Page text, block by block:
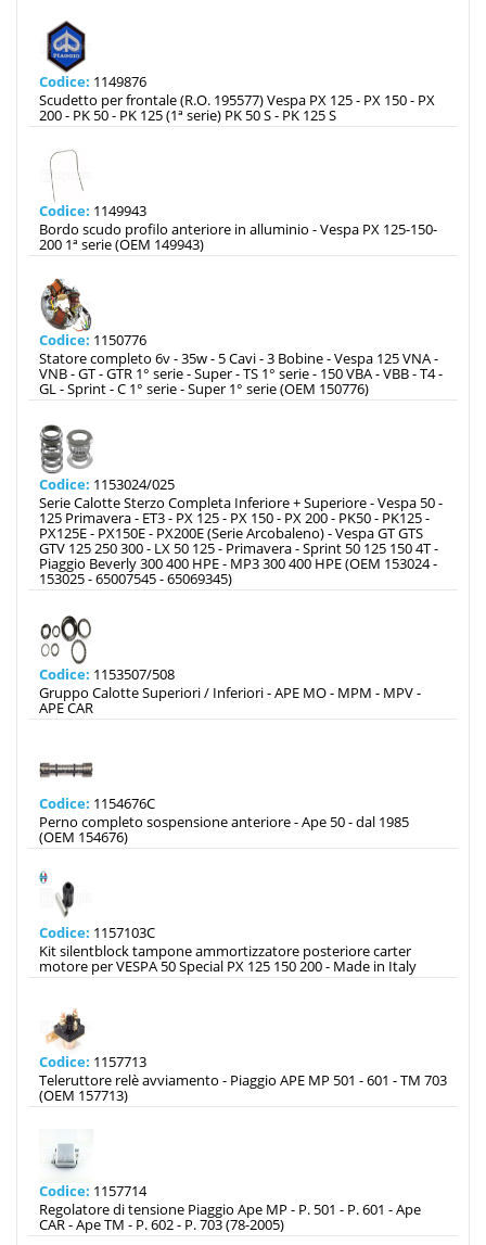
Codice: 1149876
Scudetto per frontale (R.O. 195577) Vespa PX 125 - PX 150 - PX
200 - PK 50 - PK 125 (1ª serie) PK 50 S - PK 125 S
Codice: 1149943
Bordo scudo profilo anteriore in alluminio - Vespa PX 125-150-
200 1ª serie (OEM 149943)
Codice: 1150776
Statore completo 6v - 35w - 5 Cavi - 3 Bobine - Vespa 125 VNA -
VNB - GT - GTR 1° serie - Super - TS 1° serie - 150 VBA - VBB - T4 -
GL - Sprint - C 1° serie - Super 1° serie (OEM 150776)
Codice: 1153024/025
Serie Calotte Sterzo Completa Inferiore + Superiore - Vespa 50 -
125 Primavera - ET3 - PX 125 - PX 150 - PX 200 - PK50 - PK125 -
PX125E - PX150E - PX200E (Serie Arcobaleno) - Vespa GT GTS
GTV 125 250 300 - LX 50 125 - Primavera - Sprint 50 125 150 4T -
Piaggio Beverly 300 400 HPE - MP3 300 400 HPE (OEM 153024 -
153025 - 65007545 - 65069345)
Codice: 1153507/508
Gruppo Calotte Superiori / Inferiori - APE MO - MPM - MPV -
APE CAR
Codice: 1154676C
Perno completo sospensione anteriore - Ape 50 - dal 1985
(OEM 154676)
Codice: 1157103C
Kit silentblock tampone ammortizzatore posteriore carter
motore per VESPA 50 Special PX 125 150 200 - Made in Italy
Codice: 1157713
Teleruttore relè avviamento - Piaggio APE MP 501 - 601 - TM 703
(OEM 157713)
Codice: 1157714
Regolatore di tensione Piaggio Ape MP - P. 501 - P. 601 - Ape
CAR - Ape TM - P. 602 - P. 703 (78-2005)